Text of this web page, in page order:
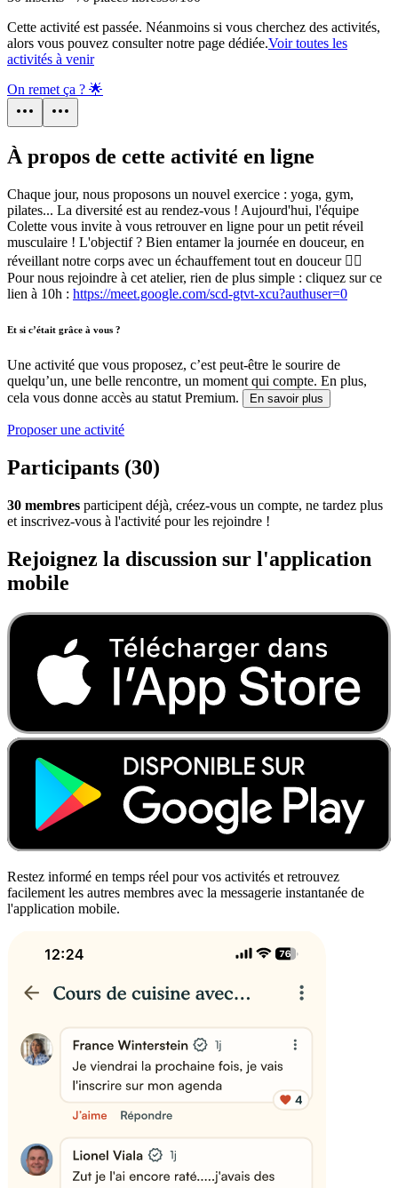
Cette activité est passée. Néanmoins si vous cherchez des activités,
alors vous pouvez consulter notre page dédiée.Voir toutes les
activités à venir
On remet ça ? 🌟
À propos de cette activité en ligne
Chaque jour, nous proposons un nouvel exercice : yoga, gym,
pilates... La diversité est au rendez-vous ! Aujourd'hui, l'équipe
Colette vous invite à vous retrouver en ligne pour un petit réveil
musculaire ! L'objectif ? Bien entamer la journée en douceur, en
réveillant notre corps avec un échauffement tout en douceur 🧘‍♀️
Pour nous rejoindre à cet atelier, rien de plus simple : cliquez sur ce
lien à 10h : https://meet.google.com/scd-gtvt-xcu?authuser=0
Et si c’était grâce à vous ?
Une activité que vous proposez, c’est peut-être le sourire de
quelqu’un, une belle rencontre, un moment qui compte. En plus,
cela vous donne accès au statut Premium.
En savoir plus
Proposer une activité
Participants (30)
30 membres participent déjà, créez-vous un compte, ne tardez plus
et inscrivez-vous à l'activité pour les rejoindre !
Rejoignez la discussion sur l'application
mobile
Restez informé en temps réel pour vos activités et retrouvez
facilement les autres membres avec la messagerie instantanée de
l'application mobile.